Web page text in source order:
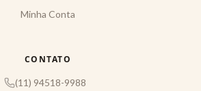
Minha Conta
CONTATO
(11) 94518-9988